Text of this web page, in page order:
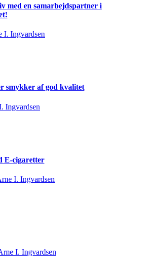
med en samarbejdspartner i
I. Ingvardsen
smykker af god kvalitet
Ingvardsen
E-cigaretter
I. Ingvardsen
I. Ingvardsen